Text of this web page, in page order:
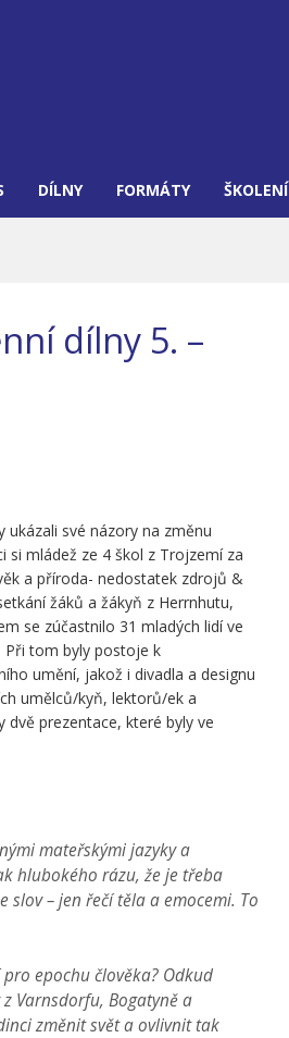
DÍLNY FORMÁTY ŠKOLENÍ
dílny 5. –
své názory na změnu
si mládež ze 4 škol z Trojzemí za
a příroda- nedostatek zdrojů &
žáků a žákyň z Herrnhutu,
se zúčastnilo 31 mladých lidí ve
Při tom byly postoje k
umění, jakož i divadla a designu
umělců/kyň, lektorů/ek a
prezentace, které byly ve
mateřskými jazyky a
hlubokého rázu, že je třeba
– jen řečí těla a emocemi. To
epochu člověka? Odkud
Varnsdorfu, Bogatyně a
změnit svět a ovlivnit tak